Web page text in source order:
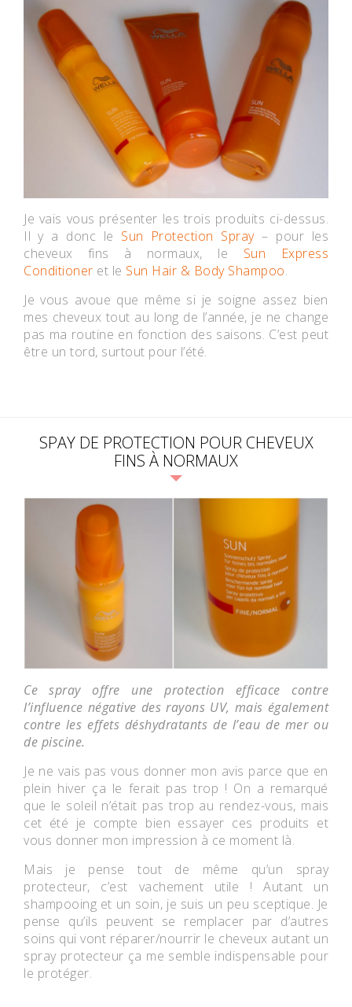
Je vais vous présenter les trois produits ci-dessus.
Il y a donc le Sun Protection Spray– pour les
cheveux fins à normaux, le Sun Express
Conditioner et le Sun Hair & Body Shampoo.
Je vous avoue que même si je soigne assez bien
mes cheveux tout au long de l’année, je ne change
pas ma routine en fonction des saisons. C’est peut
être un tord, surtout pour l’été.
SPAY DE PROTECTION POUR CHEVEUX
FINS À NORMAUX
Ce spray offre une protection efficace contre
l’influence négative des rayons UV, mais également
contre les effets déshydratants de l’eau de mer ou
de piscine.
Je ne vais pas vous donner mon avis parce que en
plein hiver ça le ferait pas trop ! On a remarqué
que le soleil n’était pas trop au rendez-vous, mais
cet été je compte bien essayer ces produits et
vous donner mon impression à ce moment là.
Mais je pense tout de même qu’un spray
protecteur, c’est vachement utile ! Autant un
shampooing et un soin, je suis un peu sceptique. Je
pense qu’ils peuvent se remplacer par d’autres
soins qui vont réparer/nourrir le cheveux autant un
spray protecteur ça me semble indispensable pour
le protéger.